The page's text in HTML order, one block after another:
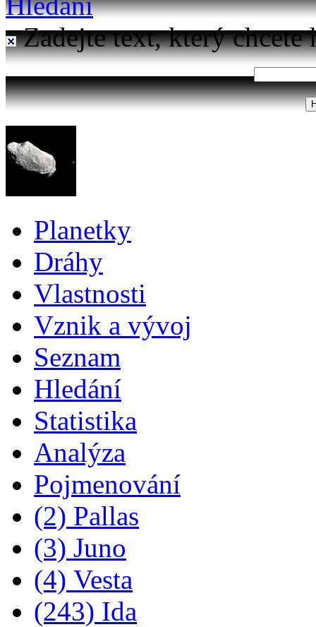
Zadejte text, který chcete
Planetky
Dráhy
Vlastnosti
Vznik a vývoj
Seznam
Hledání
Statistika
Analýza
Pojmenování
(2) Pallas
(3) Juno
(4) Vesta
(243) Ida